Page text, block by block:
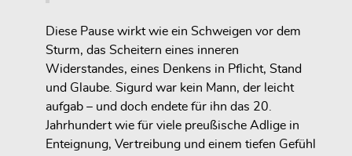
Diese Pause wirkt wie ein Schweigen vor dem
Sturm, das Scheitern eines inneren
Widerstandes, eines Denkens in Pflicht, Stand
und Glaube. Sigurd war kein Mann, der leicht
aufgab – und doch endete für ihn das 20.
Jahrhundert wie für viele preußische Adlige in
Enteignung, Vertreibung und einem tiefen Gefühl